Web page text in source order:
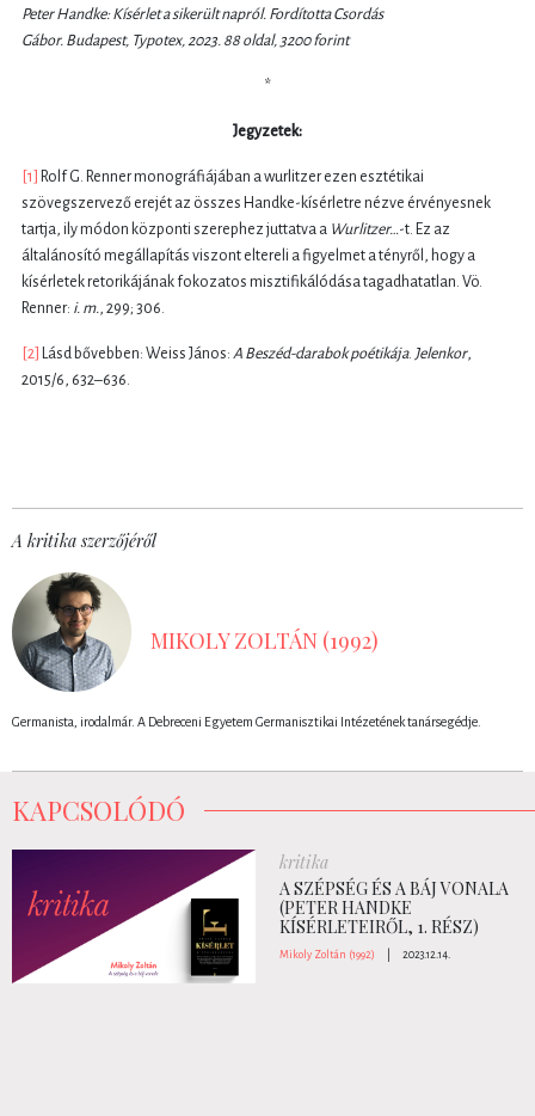
Peter Handke: Kísérlet a sikerült napról. Fordította Csordás
Gábor. Budapest, Typotex, 2023. 88 oldal, 3200 forint
*
Jegyzetek:
[1] Rolf G. Renner monográfiájában a wurlitzer ezen esztétikai
szövegszervező erejét az összes Handke-kísérletre nézve érvényesnek
tartja, ily módon központi szerephez juttatva a Wurlitzer… -t. Ez az
általánosító megállapítás viszont eltereli a figyelmet a tényről, hogy a
kísérletek retorikájának fokozatos misztifikálódása tagadhatatlan. Vö.
Renner: i. m. , 299; 306.
[2] Lásd bővebben: Weiss János: A Beszéd-darabok poétikája. Jelenkor,
2015/6, 632–636.
A kritika szerzőjéről
MIKOLY ZOLTÁN (1992)
Germanista, irodalmár. A Debreceni Egyetem Germanisztikai Intézetének tanársegédje.
KAPCSOLÓDÓ
kritika
A SZÉPSÉG ÉS A BÁJ VONALA
(PETER HANDKE
KÍSÉRLETEIRŐL, 1. RÉSZ)
Mikoly Zoltán (1992) 2023.12.14.